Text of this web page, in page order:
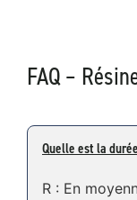
FAQ –
Quelle est la
R : En